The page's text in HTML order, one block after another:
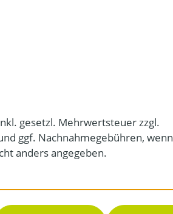
gesetzl. Mehrwertsteuer zzgl.
ggf. Nachnahmegebühren, wenn
anders angegeben.